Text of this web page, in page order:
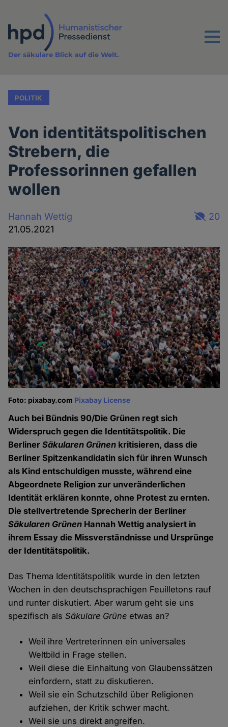
Inhalt
Menu
Der säkulare Blick auf die Welt.
POLITIK
Von identitätspolitischen
Strebern, die
Professorinnen gefallen
wollen
Hannah Wettig
21.05.2021
20
Foto: pixabay.com Pixabay License
Auch bei Bündnis 90/Die Grünen regt sich
Widerspruch gegen die Identitätspolitik. Die
BerlinerSäkularen Grünen kritisieren, dass die
Berliner Spitzenkandidatin sich für ihren Wunsch
als Kind entschuldigen musste, während eine
Abgeordnete Religion zur unveränderlichen
Identität erklären konnte, ohne Protest zu ernten.
Die stellvertretende Sprecherin der Berliner
Säkularen Grünen Hannah Wettig analysiert in
ihrem Essay die Missverständnisse und Ursprünge
der Identitätspolitik.
Das Thema Identitätspolitik wurde in den letzten
Wochen in den deutschsprachigen Feuilletons rauf
und runter diskutiert. Aber warum geht sie uns
spezifisch alsSäkulare Grüne etwas an?
Weil ihre Vertreterinnen ein universales
Weltbild in Frage stellen.
Weil diese die Einhaltung von Glaubenssätzen
einfordern, statt zu diskutieren.
Weil sie ein Schutzschild über Religionen
aufziehen, der Kritik schwer macht.
Weil sie uns direkt angreifen.